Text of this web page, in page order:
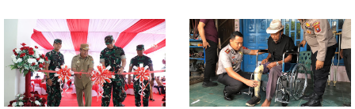
Regional Sumatera